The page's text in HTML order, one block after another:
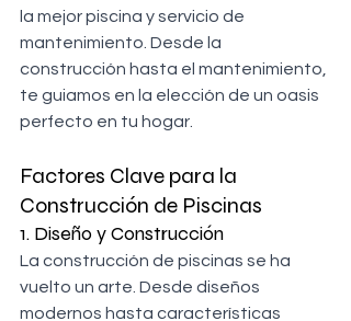
la mejor piscina y servicio de
mantenimiento. Desde la
construcción hasta el mantenimiento,
te guiamos en la elección de un oasis
perfecto en tu hogar.
Factores Clave para la
Construcción de Piscinas
1. Diseño y Construcción
La construcción de piscinas se ha
vuelto un arte. Desde diseños
modernos hasta características